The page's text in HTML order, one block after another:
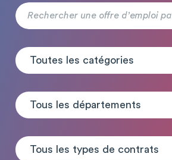
Toutes les catégories
Tous les départements
Tous les types de contrats